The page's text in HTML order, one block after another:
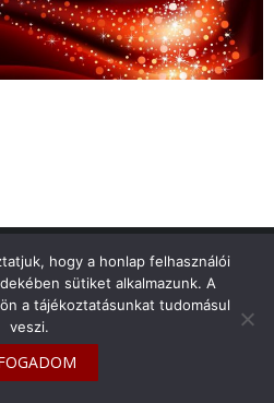
Toyota Klub Magyarország
hogy a honlap felhasználói
sütiket alkalmazunk. A
a tájékoztatásunkat tudomásul
veszi.